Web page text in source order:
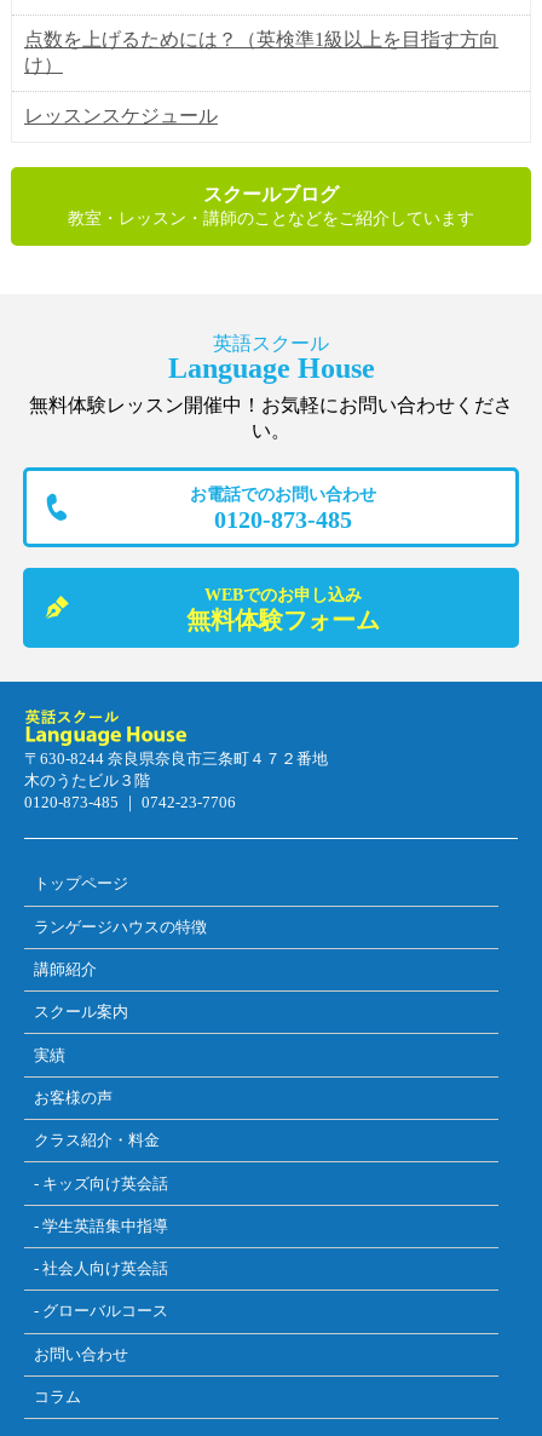
点数を上げるためには？（英検準1級以上を目指す方向
け）
レッスンスケジュール
スクールブログ
教室・レッスン・講師のことなどをご紹介しています
英語スクール
Language House
無料体験レッスン開催中！お気軽にお問い合わせくださ
い。
お電話でのお問い合わせ
0120-873-485
WEBでのお申し込み
無料体験フォーム
〒630-8244 奈良県奈良市三条町４７２番地
木のうたビル３階
0120-873-485 ｜ 0742-23-7706
トップページ
ランゲージハウスの特徴
講師紹介
スクール案内
実績
お客様の声
クラス紹介・料金
- キッズ向け英会話
- 学生英語集中指導
- 社会人向け英会話
- グローバルコース
お問い合わせ
コラム